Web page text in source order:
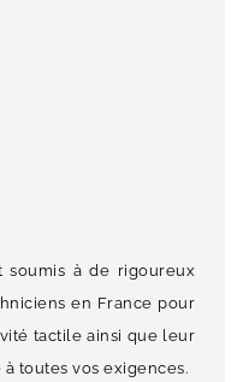
soumis à de rigoureux
en France pour
tactile ainsi que leur
toutes vos exigences.